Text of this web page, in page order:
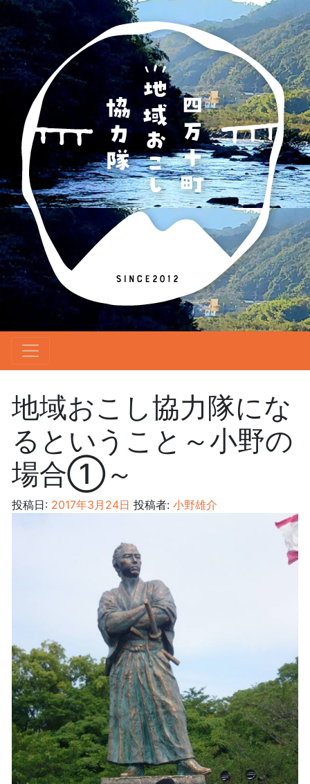
地域おこし協力隊にな
るということ～小野の
場合①～
投稿日: 2017年3月24日 投稿者: 小野雄介